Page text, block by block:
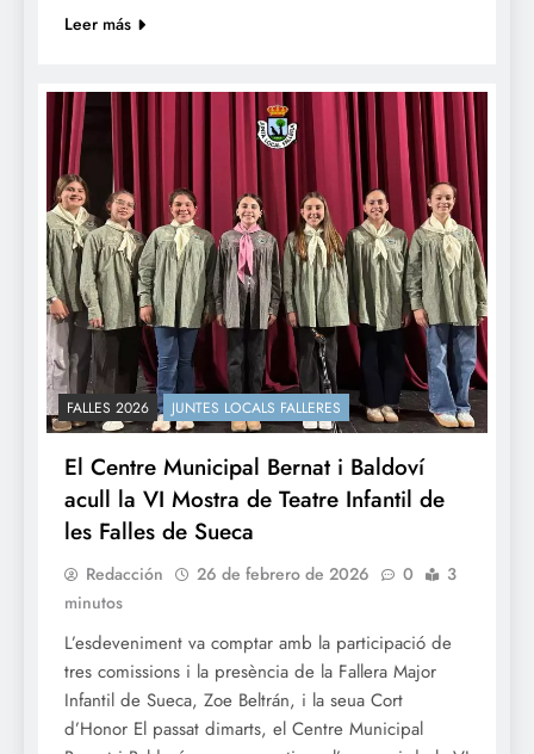
Leer más
FALLES 2026 JUNTES LOCALS FALLERES
El Centre Municipal Bernat i Baldoví
acull la VI Mostra de Teatre Infantil de
les Falles de Sueca
Redacción 26 de febrero de 2026 0
3
minutos
​L’esdeveniment va comptar amb la participació de
tres comissions i la presència de la Fallera Major
Infantil de Sueca, Zoe Beltrán, i la seua Cort
d’Honor El passat dimarts, el Centre Municipal